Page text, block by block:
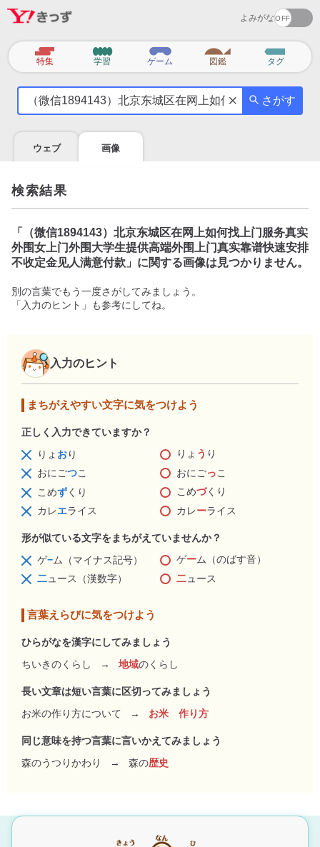
よみがな
カ
テ
特集 学習 ゲーム 図鑑 タグ
気
を
調
べ
よ
う
さがす
ウェブ 画像
検索結果
「
（微信1894143）北京东城区在网上如何找上门服务真实
外围女上门外围大学生提供高端外围上门真实靠谱快速安排
不收定金见人满意付款 」に関する画像は見つかりません。
別の言葉でもう一度さがしてみましょう。
「入力のヒント」も参考にしてね。
入力のヒント
まちがえやすい文字に気をつけよう
正しく入力できていますか？
りょ おり りょ う り
おにごつこ おにごっこ
こめずくり こめづくり
カレエライス カレーライス
形が似ている文字をまちがえていませんか？
ゲ−ム（マイナス記号） ゲーム（のばす音）
二ュース（漢数字） 二ュース
言葉えらびに気をつけよう
ひらがなを漢字にしてみましょう
ちいきのくらし
→ 地域のくらし
長い文章は短い言葉に区切ってみましょう
お米の作り方について
→ お米 作り方
同じ意味を持つ言葉に言いかえてみましょう
森のうつりかわり
→ 森の歴史